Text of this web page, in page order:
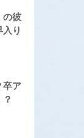
の彼
り
卒ア